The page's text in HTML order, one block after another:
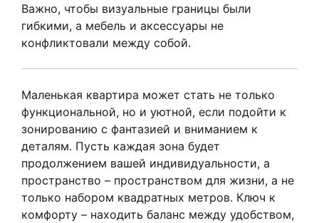
Важно, чтобы визуальные границы были
гибкими, а мебель и аксессуары не
конфликтовали между собой.
Маленькая квартира может стать не только
функциональной, но и уютной, если подойти к
зонированию с фантазией и вниманием к
деталям. Пусть каждая зона будет
продолжением вашей индивидуальности, а
пространство – пространством для жизни, а не
только набором квадратных метров. Ключ к
комфорту – находить баланс между удобством,